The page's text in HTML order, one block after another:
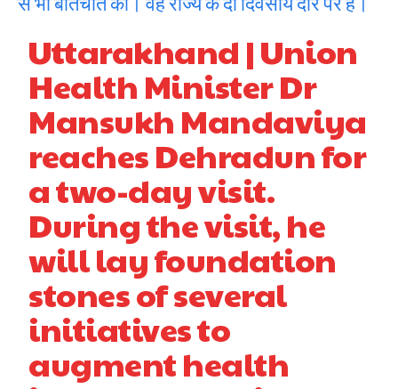
Uttarakhand | Union
Health Minister Dr
Mansukh Mandaviya
reaches Dehradun for
a two-day visit.
During the visit, he
will lay foundation
stones of several
initiatives to
augment health